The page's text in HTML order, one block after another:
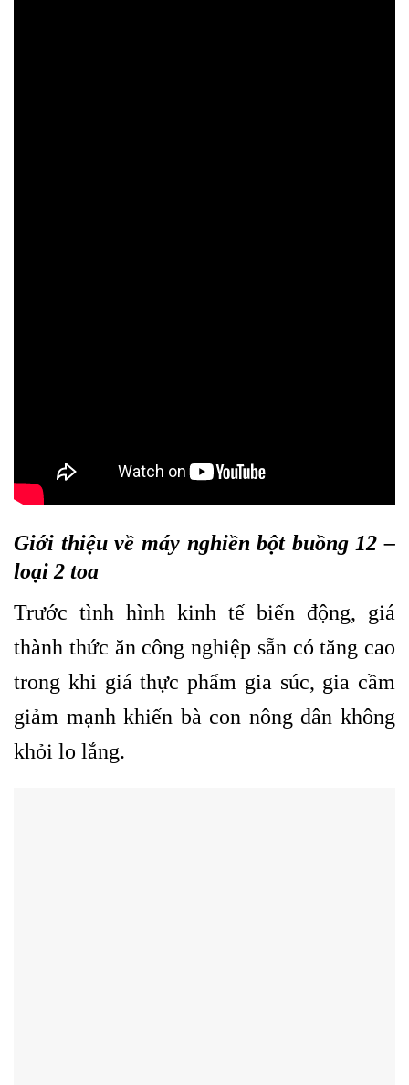
Giới thiệu về máy nghiền bột buồng 12 –
loại 2 toa
Trước tình hình kinh tế biến động, giá
thành thức ăn công nghiệp sẵn có tăng cao
trong khi giá thực phẩm gia súc, gia cầm
giảm mạnh khiến bà con nông dân không
khỏi lo lắng.